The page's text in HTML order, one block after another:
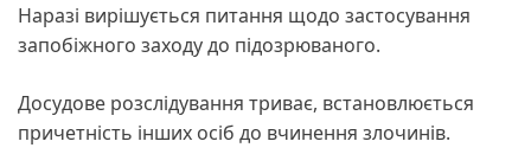
Наразі вирішується питання щодо застосування
запобіжного заходу до підозрюваного.
Досудове розслідування триває, встановлюється
причетність інших осіб до вчинення злочинів.